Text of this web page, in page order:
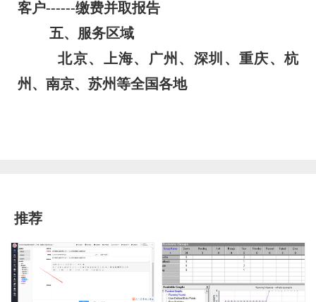
客户------缴费并取报告
五、服务区域
北京、上海、广州、深圳、重庆、杭
州、南京、苏州等全国各地
推荐